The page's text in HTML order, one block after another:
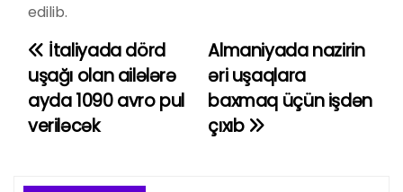
edilib.
Y
a
z
Almaniyada nazirin
əri uşaqlara
baxmaq üçün işdən
çıxıb
İtaliyada dörd
uşağı olan ailələrə
ayda 1090 avro pul
veriləcək